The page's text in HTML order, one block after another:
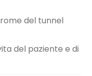
del tunnel
del paziente e di